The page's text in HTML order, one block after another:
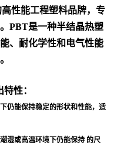
性能工程塑料品牌，专
PBT是一种半结晶热塑
、耐化学性和电气性能
。
性：
仍能保持稳定的形状和性能，适
湿或高温环境下仍能保持 的尺